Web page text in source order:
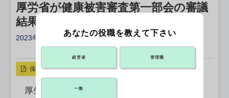
厚労省が健康被害審査第一部会の審議
結果公表
2023年02月07日 12:45
リンクをコピー X ポスト
保存
厚生労働省は6日、疾病・障害認定審査会感染
あなたの役職を教えて下さい
経営者 管理職
一般